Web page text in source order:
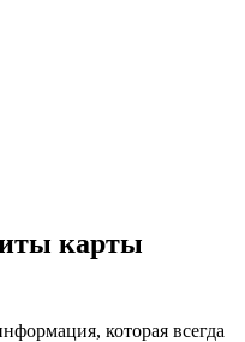
карты
которая всегда